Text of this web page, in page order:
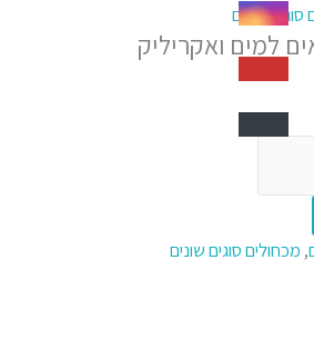
סוגים שונים
למים ואקריליק
, מכחולים סוגים שונים